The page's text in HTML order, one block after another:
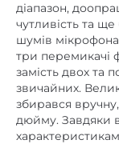
діапазон,
чутливість та
шумів
три перемикачі
замість двох та
звичайних.
збирався
дюйму. Завдяки